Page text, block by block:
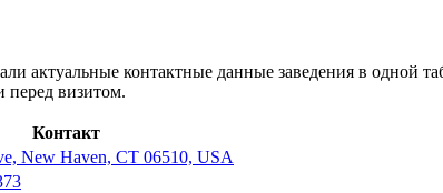
актуальные контактные данные заведения в одной
перед визитом.
Контакт
New Haven, CT 06510, USA